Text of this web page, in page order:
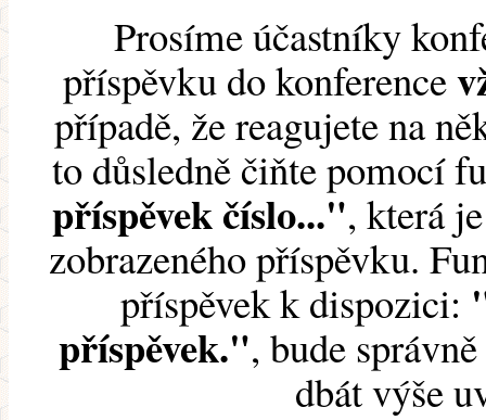
Prosíme účastníky
příspěvku do konference
případě, že reagujete na
to důsledně čiňte pomocí
příspěvek číslo...", která
zobrazeného příspěvku.
příspěvek k dispozici:
příspěvek.", bude
dbát výše